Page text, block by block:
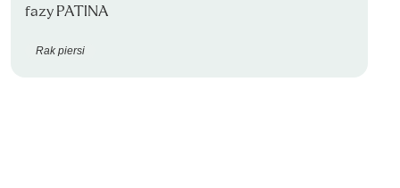
fazy PATINA
Rak piersi